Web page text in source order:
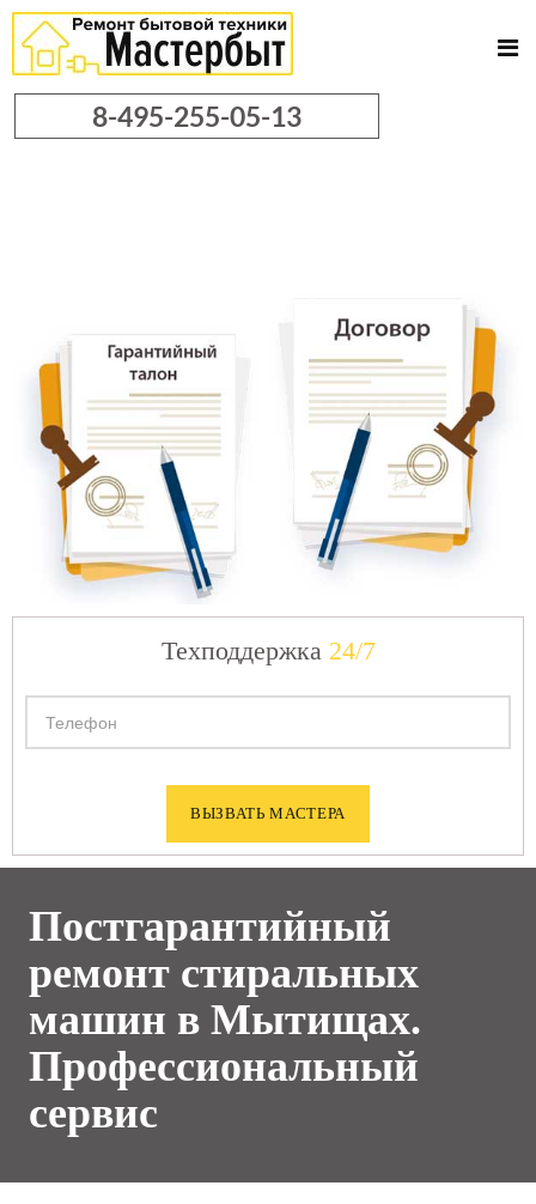
8-495-255-05-13
Техподдержка 24/7
Постгарантийный
ремонт стиральных
машин в Мытищах.
Профессиональный
сервис